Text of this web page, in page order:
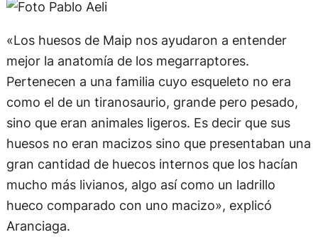
«Los huesos de Maip nos ayudaron a entender
mejor la anatomía de los megarraptores.
Pertenecen a una familia cuyo esqueleto no era
como el de un tiranosaurio, grande pero pesado,
sino que eran animales ligeros. Es decir que sus
huesos no eran macizos sino que presentaban una
gran cantidad de huecos internos que los hacían
mucho más livianos, algo así como un ladrillo
hueco comparado con uno macizo», explicó
Aranciaga.